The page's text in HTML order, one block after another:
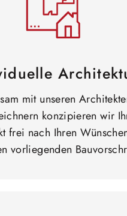
mit unseren
konzipieren wir
frei nach Ihren
vorliegenden